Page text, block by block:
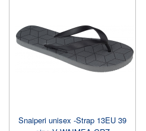
Snaiperi unisex -Strap 13EU 39